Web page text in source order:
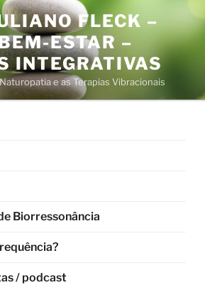
FLECK –
ESTAR –
INTEGRATIVAS
e as Terapias Vibracionais
Biorressonância
/ podcast